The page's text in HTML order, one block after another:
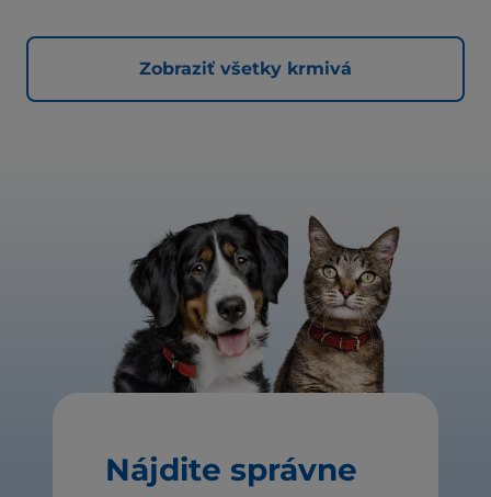
Zobraziť všetky krmivá
Nájdite správne